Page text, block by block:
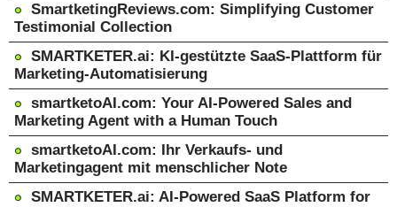
SmartketingReviews.com: Simplifying Customer
Testimonial Collection
SMARTKETER.ai: KI-gestützte SaaS-Plattform für
Marketing-Automatisierung
smartketoAI.com: Your AI-Powered Sales and
Marketing Agent with a Human Touch
smartketoAI.com: Ihr Verkaufs- und
Marketingagent mit menschlicher Note
SMARTKETER.ai: AI-Powered SaaS Platform for